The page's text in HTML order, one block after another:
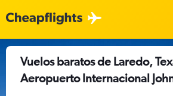
Vuelos baratos de Laredo,
Aeropuerto Internacional